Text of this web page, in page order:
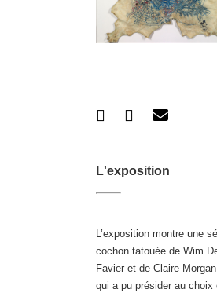
L'exposition
L’exposition montre une
cochon tatouée de Wim
Favier et de Claire
qui a pu présider au